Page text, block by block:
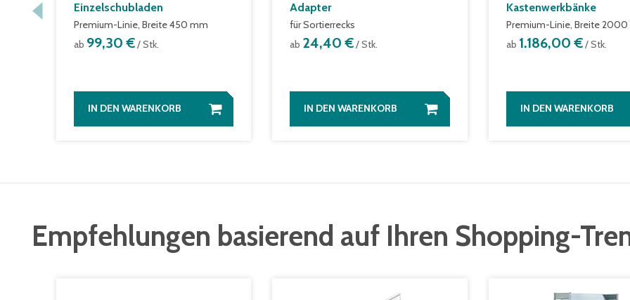
Einzelschubladen
Premium-Linie, Breite 450 mm
ab 99,30 €/ Stk.
IN DEN WARENKORB
Adapter
für Sortierrecks
ab 24,40 €/ Stk.
IN DEN WARENKORB
Kastenwerkbänke
Premium-Linie, Breite
ab 1.186,00 €/ Stk.
IN DEN WARENKORB
Empfehlungen basierend auf Ihren Shopping-